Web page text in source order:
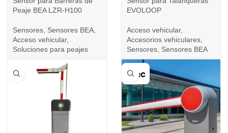
Peaje BEA LZR-H100
Sensores, Sensores BEA,
Acceso vehicular,
Soluciones para peajes
EVOLOOP
Acceso vehicular,
Accesorios vehiculares,
Sensores, Sensores BEA